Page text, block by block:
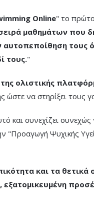
Online" το
μαθημάτων που
αυτοπεποίθηση
τους."
ολιστικής
ώστε να στηρίξει τους
και συνεχίζει
"Προαγωγή Ψυχικής
και τα